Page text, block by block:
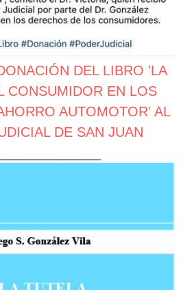
DEL LIBRO 'LA
CONSUMIDOR EN LOS
AUTOMOTOR' AL
DE SAN JUAN